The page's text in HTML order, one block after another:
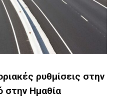
ρυθμίσεις στην
στην Ημαθία